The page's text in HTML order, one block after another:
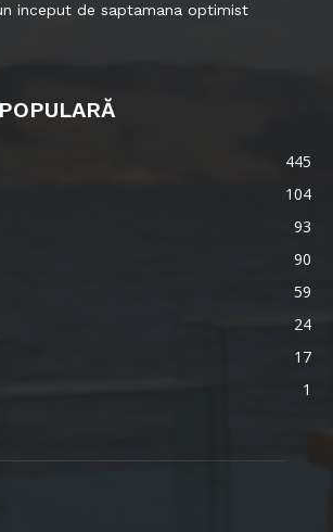
inceput de saptamana optimist
445
104
93
90
59
24
17
1